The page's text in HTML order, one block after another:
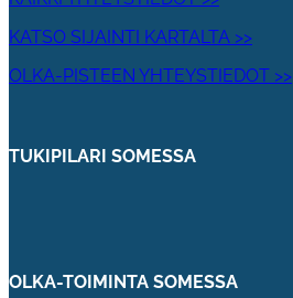
KATSO SIJAINTI KARTALTA >>
OLKA-PISTEEN YHTEYSTIEDOT >>
TUKIPILARI SOMESSA
OLKA-TOIMINTA SOMESSA